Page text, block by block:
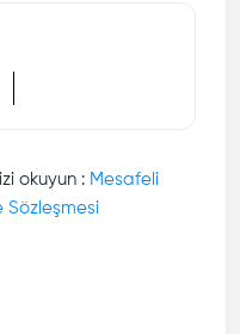
okuyun : Mesafeli
Sözleşmesi